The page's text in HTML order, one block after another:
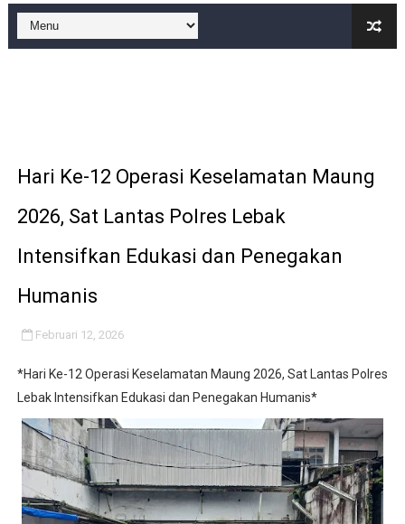
Official Statement by the Royal Office of Morocco
Hari Ke-12 Operasi Keselamatan Maung
2026, Sat Lantas Polres Lebak
Intensifkan Edukasi dan Penegakan
Humanis
Februari 12, 2026
*Hari Ke-12 Operasi Keselamatan Maung 2026, Sat Lantas Polres
Lebak Intensifkan Edukasi dan Penegakan Humanis*